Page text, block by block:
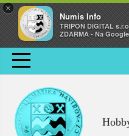
×
Numis Info
TRIPON DIGITAL
ZDARMA - Na